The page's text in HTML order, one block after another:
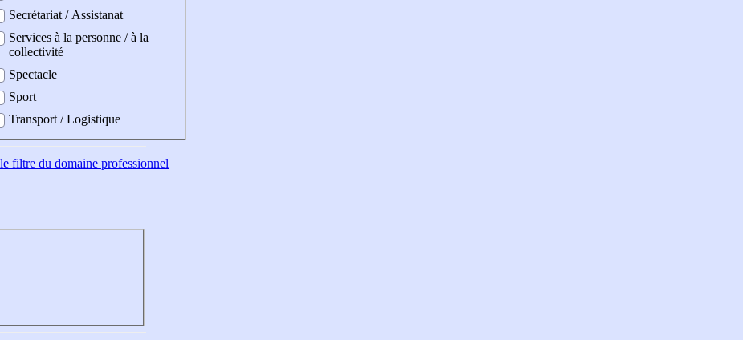
Secrétariat / Assistanat
Services à la personne / à la
collectivité
Spectacle
Sport
Transport / Logistique
filtre du domaine professionnel